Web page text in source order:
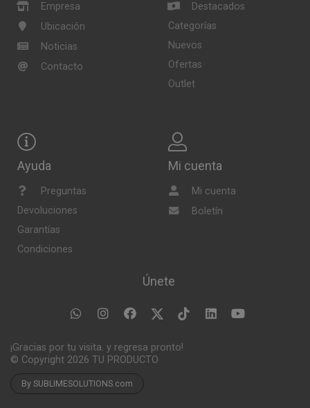
Empresa
Ubicación
Noticias
Contacto
Destacados
Categorías
Nuevos
Ofertas
Outlet
Ayuda
Preguntas
Devoluciones
Garantías
Condiciones
Mi cuenta
Mi cuenta
Boletín
Únete
¡Gracias por tu visita. y regresa pronto!
© Copyright 2026 TU PRODUCTO
By SUBLIMESOLUTIONS.com